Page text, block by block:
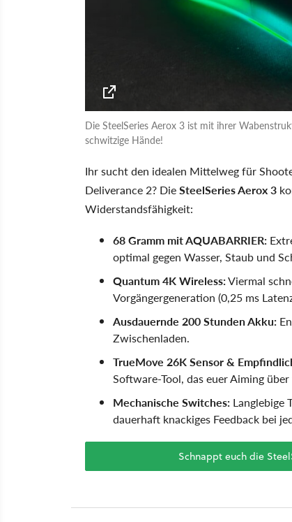
Die SteelSeries Aerox 3 ist mit ihrer
schwitzige Hände!
Ihr sucht den idealen Mittelweg für
Deliverance 2? DieSteelSeries Aerox 3
Widerstandsfähigkeit:
68 Gramm mit AQUABARRIER:
optimal gegen Wasser, Staub und
Quantum 4K Wireless:Viermal
Vorgängergeneration (0,25 ms
Ausdauernde 200 Stunden Akku:
Zwischenladen.
TrueMove 26K Sensor &
Software-Tool, das euer Aiming
Mechanische Switches: Langlebige
dauerhaft knackiges Feedback bei
Schnappt euch die